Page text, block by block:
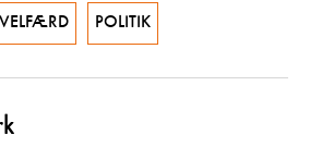
POLITIK